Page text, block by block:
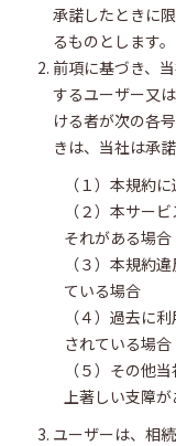
承諾したときに
るものとします。
前項に基づき、
するユーザー又
ける者が次の各
きは、当社は承
（１）本規約
（２）本サー
それがある場合
（３）本規約
ている場合
（４）過去に
されている場合
（５）その他
上著しい支障
ユーザーは、相